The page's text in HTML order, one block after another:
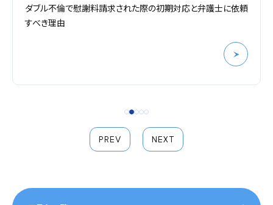
ダブル不倫で慰謝料請求された際の初期対応と弁護士に依頼
すべき理由
PREV NEXT